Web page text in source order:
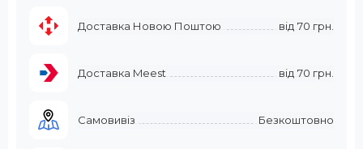
Доставка Новою Поштою від 70 грн.
Доставка Meest від 70 грн.
Самовивіз Безкоштовно